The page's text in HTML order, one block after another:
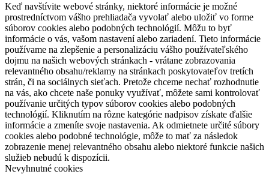
Keď navštívite webové stránky, niektoré informácie je možné
prostredníctvom vášho prehliadača vyvolať alebo uložiť vo forme
súborov cookies alebo podobných technológií. Môžu to byť
informácie o vás, vašom nastavení alebo zariadení. Tieto informácie
používame na zlepšenie a personalizáciu vášho používateľského
dojmu na našich webových stránkach - vrátane zobrazovania
relevantného obsahu/reklamy na stránkach poskytovateľov tretích
strán, či na sociálnych sieťach. Pretože chceme nechať rozhodnutie
na vás, ako chcete naše ponuky využívať, môžete sami kontrolovať
používanie určitých typov súborov cookies alebo podobných
technológií. Kliknutím na rôzne kategórie nadpisov získate ďalšie
informácie a zmeníte svoje nastavenia. Ak odmietnete určité súbory
cookies alebo podobné technológie, môže to mať za následok
zobrazenie menej relevantného obsahu alebo niektoré funkcie našich
služieb nebudú k dispozícii.
Nevyhnutné cookies